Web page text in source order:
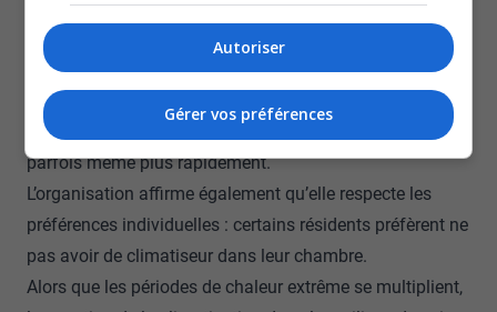
serait facultative ?
Paul Brunet, Président du Conseil pour la protection des malades
Le CISSSO assure de son côté que les besoins des
résidents sont pris au sérieux. Les demandes d’appareils
sont généralement traitées dans un délai de 48 heures,
parfois même plus rapidement.
L’organisation affirme également qu’elle respecte les
préférences individuelles : certains résidents préfèrent ne
pas avoir de climatiseur dans leur chambre.
Alors que les périodes de chaleur extrême se multiplient,
Autoriser
Gérer vos préférences